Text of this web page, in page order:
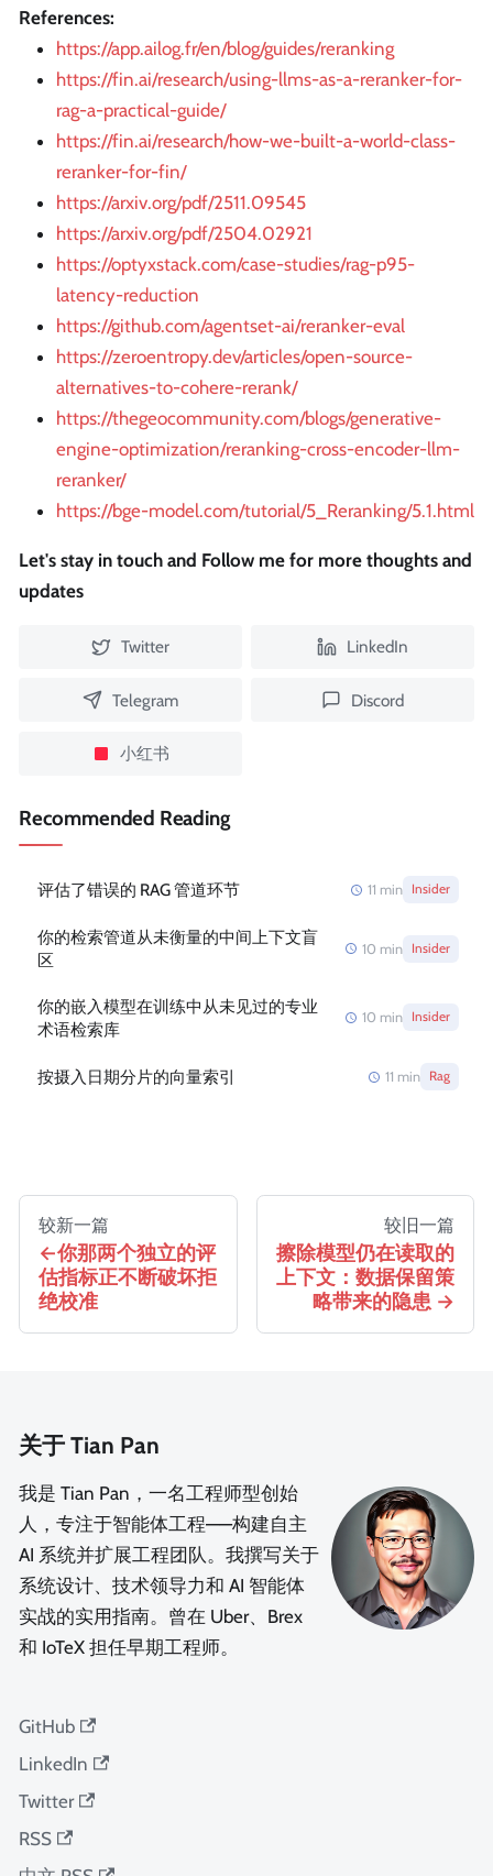
References:
https://app.ailog.fr/en/blog/guides/reranking
https://fin.ai/research/using-llms-as-a-reranker-for-
rag-a-practical-guide/
https://fin.ai/research/how-we-built-a-world-class-
reranker-for-fin/
https://arxiv.org/pdf/2511.09545
https://arxiv.org/pdf/2504.02921
https://optyxstack.com/case-studies/rag-p95-
latency-reduction
https://github.com/agentset-ai/reranker-eval
https://zeroentropy.dev/articles/open-source-
alternatives-to-cohere-rerank/
https://thegeocommunity.com/blogs/generative-
engine-optimization/reranking-cross-encoder-llm-
reranker/
https://bge-model.com/tutorial/5_Reranking/5.1.html
Let's stay in touch and Follow me for more thoughts and
updates
Twitter LinkedIn
Telegram Discord
小红书
Recommended Reading
评估了错误的 RAG 管道环节 11 min Insider
你的检索管道从未衡量的中间上下文盲
区
10 min Insider
你的嵌入模型在训练中从未见过的专业
术语检索库
10 min Insider
按摄入日期分片的向量索引 11 min Rag
较新一篇
你那两个独立的评
估指标正不断破坏拒
绝校准
较旧一篇
擦除模型仍在读取的
上下文：数据保留策
略带来的隐患
关于 Tian Pan
我是 Tian Pan，一名工程师型创始
人，专注于智能体工程——构建自主
AI 系统并扩展工程团队。我撰写关于
系统设计、技术领导力和 AI 智能体
实战的实用指南。曾在 Uber、Brex
和 IoTeX 担任早期工程师。
GitHub
LinkedIn
Twitter
RSS